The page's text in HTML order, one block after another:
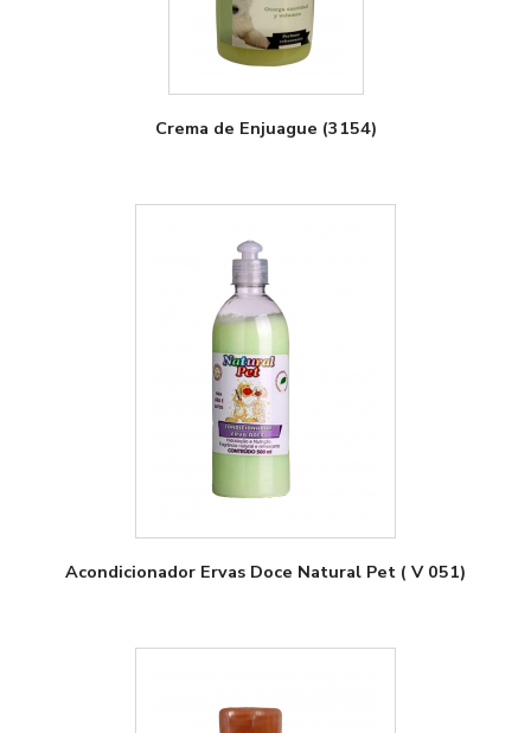
Crema de Enjuague (3154)
Acondicionador Ervas Doce Natural Pet ( V 051)